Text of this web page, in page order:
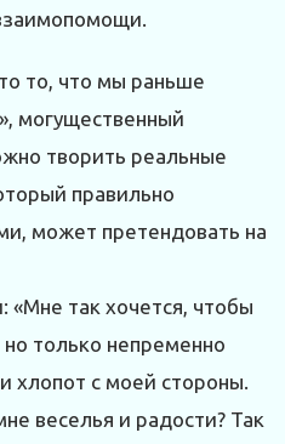
то, что мы раньше
могущественный
творить реальные
правильно
может претендовать на
так хочется, чтобы
только непременно
хлопот с моей стороны.
веселья и радости? Так